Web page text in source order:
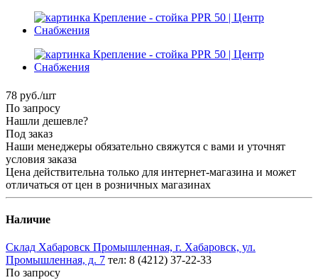
78 руб./шт
По запросу
Нашли дешевле?
Под заказ
Наши менеджеры обязательно свяжутся с вами и уточнят
условия заказа
Цена действительна только для интернет-магазина и может
отличаться от цен в розничных магазинах
Наличие
Склад Хабаровск Промышленная, г. Хабаровск, ул.
Промышленная, д. 7 тел: 8 (4212) 37-22-33
По запросу